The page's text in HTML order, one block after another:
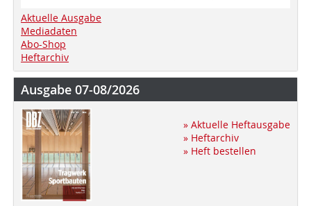
Aktuelle Ausgabe
Mediadaten
Abo-Shop
Heftarchiv
Ausgabe 07-08/2026
» Aktuelle Heftausgabe
» Heftarchiv
» Heft bestellen